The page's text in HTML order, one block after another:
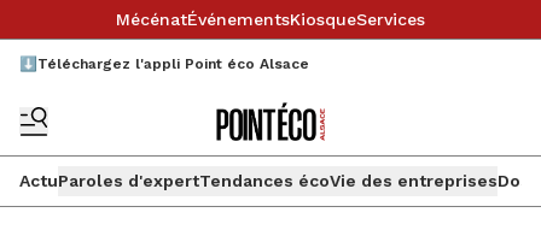
MécénatÉvénementsKiosqueServices
⬇️Téléchargez l'appli Point éco Alsace
ActuParoles d'expertTendances écoVie des entreprises